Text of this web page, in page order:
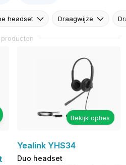
headset Draagwijze
producten
Bekijk opties
Yealink YHS34
Duo headset